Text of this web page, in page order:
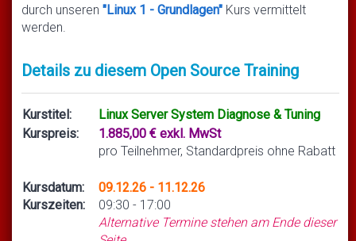
durch unseren "Linux 1 - Grundlagen" Kurs vermittelt
werden.
Details zu diesem Open Source Training
Kurstitel:
Linux Server System Diagnose & Tuning
Kurspreis:
1.885,00 € exkl. MwSt
pro Teilnehmer, Standardpreis ohne Rabatt
Kursdatum:
Kurszeiten:
09.12.26 - 11.12.26
09:30 - 17:00
Alternative Termine stehen am Ende dieser